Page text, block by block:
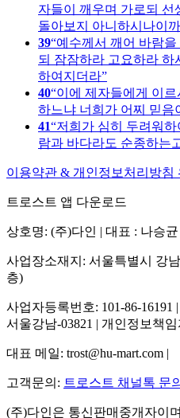
자들이 깨우며 가로되 선
돌아보지 아니하시나이까
39 예수께서 깨어 바람
되 잠잠하라 고요하라
하여지더라
40 이에 제자들에게 이
하느냐 너희가 어찌 믿음
41 저희가 심히 두려워
람과 바다라도 순종하는
이용약관 & 개인정보처리방침
트로스트 앱 다운로드
상호명: (주)다인 | 대표 : 나승균
사업장소재지: 서울특별시 강
층)
사업자등록번호: 101-86-
서울강남-03821 | 개인정보책
대표 메일: trost@hu-mart.com |
고객문의: 트로스트 채널톡 문의
(주)다인은 통신판매중개자이